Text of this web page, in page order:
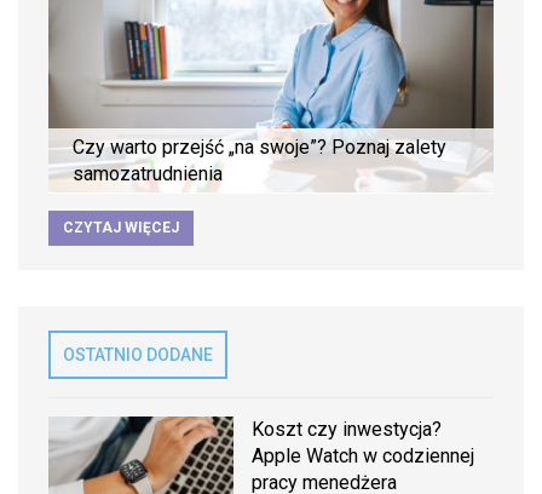
Czy warto przejść „na swoje”? Poznaj zalety
samozatrudnienia
CZYTAJ WIĘCEJ
OSTATNIO DODANE
Koszt czy inwestycja?
Apple Watch w codziennej
pracy menedżera